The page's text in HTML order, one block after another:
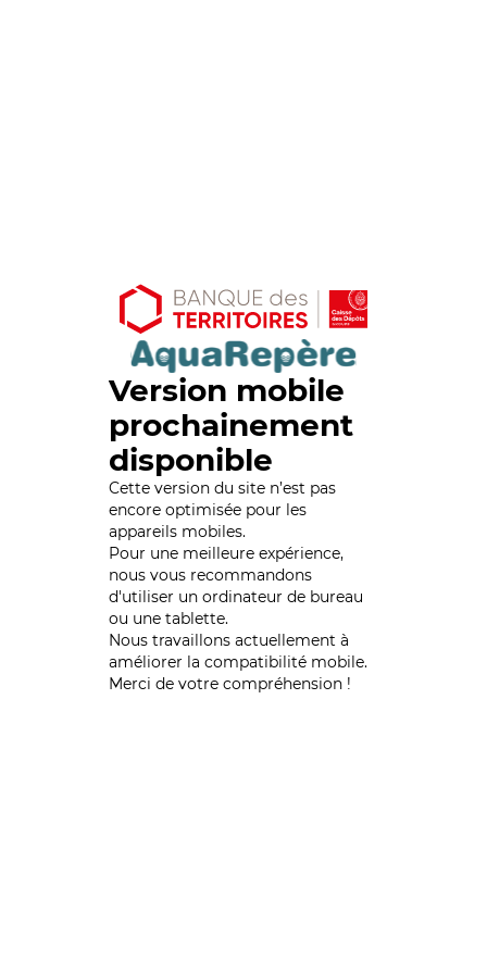
Version mobile
prochainement
disponible
Cette version du site n’est pas
encore optimisée pour les
appareils mobiles.
Pour une meilleure expérience,
nous vous recommandons
d'utiliser un ordinateur de bureau
ou une tablette.
Nous travaillons actuellement à
améliorer la compatibilité mobile.
Merci de votre compréhension !